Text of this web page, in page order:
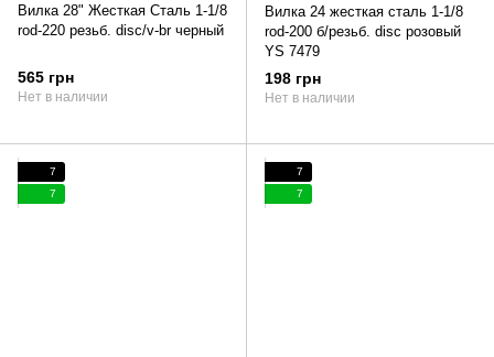
Вилка 28" Жесткая Сталь 1-1/8
rod-220 резьб. disc/v-br черный
565 грн
Нет в наличии
Вилка 24 жесткая сталь 1-1/8
rod-200 б/резьб. disc розовый
YS 7479
198 грн
Нет в наличии
7
7
7
7